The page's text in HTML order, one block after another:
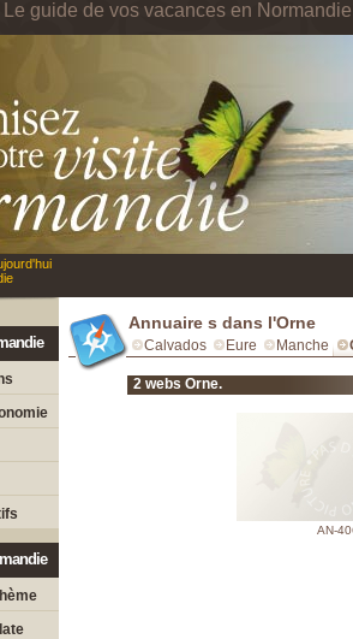
Le guide de vos vacances en Normandie
Annuaire s dans l'Orne
Calvados Eure Manche
2 webs Orne.
AN-